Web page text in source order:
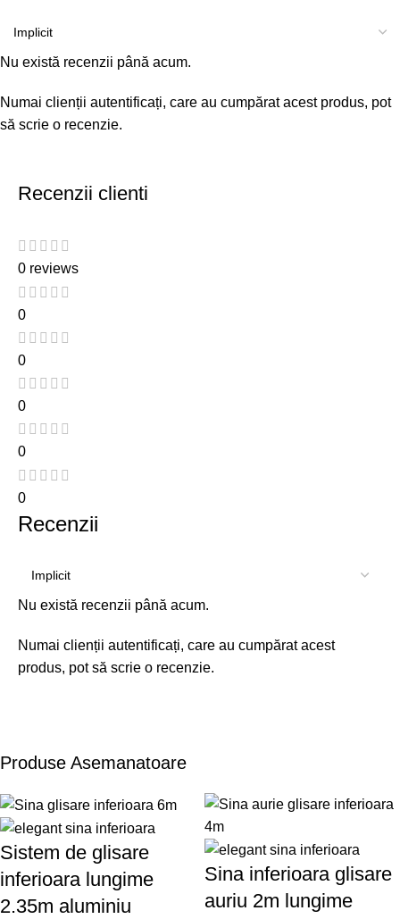
Nu există recenzii până acum.
Numai clienții autentificați, care au cumpărat acest produs, pot
să scrie o recenzie.
Recenzii clienti
0 reviews
0
0
0
0
0
Recenzii
Nu există recenzii până acum.
Numai clienții autentificați, care au cumpărat acest
produs, pot să scrie o recenzie.
Produse Asemanatoare
Sistem de glisare
inferioara lungime
2.35m aluminiu
Sina inferioara glisare
auriu 2m lungime